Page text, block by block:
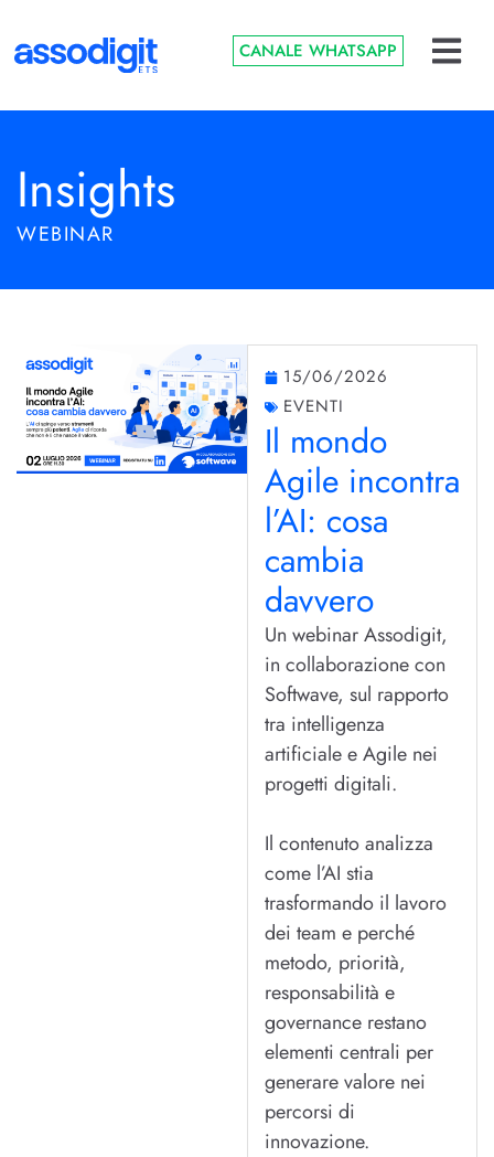
CANALE WHATSAPP
Insights
WEBINAR
15/06/2026
EVENTI
Il mondo
Agile incontra
l’AI: cosa
cambia
davvero
Un webinar Assodigit,
in collaborazione con
Softwave, sul rapporto
tra intelligenza
artificiale e Agile nei
progetti digitali.
Il contenuto analizza
come l’AI stia
trasformando il lavoro
dei team e perché
metodo, priorità,
responsabilità e
governance restano
elementi centrali per
generare valore nei
percorsi di
innovazione.